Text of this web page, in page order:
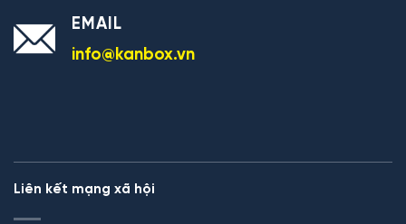
EMAIL
info@kanbox.vn
Liên kết mạng xã hội